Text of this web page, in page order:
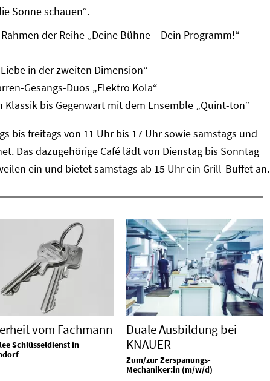
Sonne schauen“.
der Reihe „Deine Bühne – Dein Programm!“
in der zweiten Dimension“
Gesangs-Duos „Elektro Kola“
Klassik bis Gegenwart mit dem Ensemble „Quint-ton“
bis freitags von 11 Uhr bis 17 Uhr sowie samstags und
Das dazugehörige Café lädt von Dienstag bis Sonntag
ein und bietet samstags ab 15 Uhr ein Grill-Buffet an.
vom Fachmann
Schlüsseldienst in
Duale Ausbildung bei
KNAUER
Zum/zur Zerspanungs-
Mechaniker:in (m/w/d)